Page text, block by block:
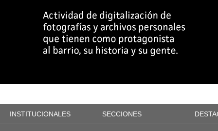
INSTITUCIONALES SECCIONES